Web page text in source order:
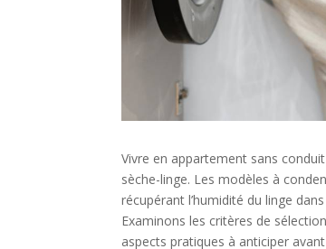
Vivre en appartement sans
sèche-linge. Les modèles à
récupérant l’humidité du linge
Examinons les critères de
aspects pratiques à anticiper avant